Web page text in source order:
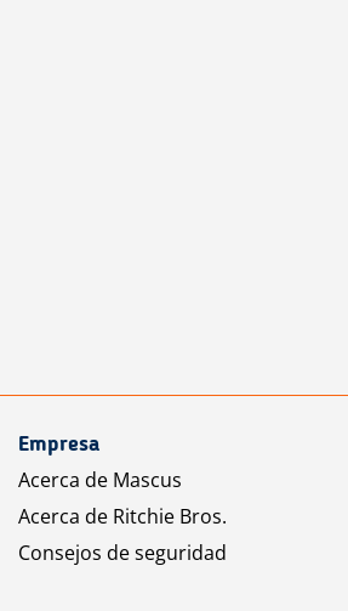
Empresa
Acerca de Mascus
Acerca de Ritchie Bros.
Consejos de seguridad